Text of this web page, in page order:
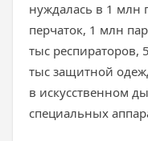
нуждалась в 1
перчаток, 1 млн
тыс респираторов,
тыс защитной
в искусственном
специальных